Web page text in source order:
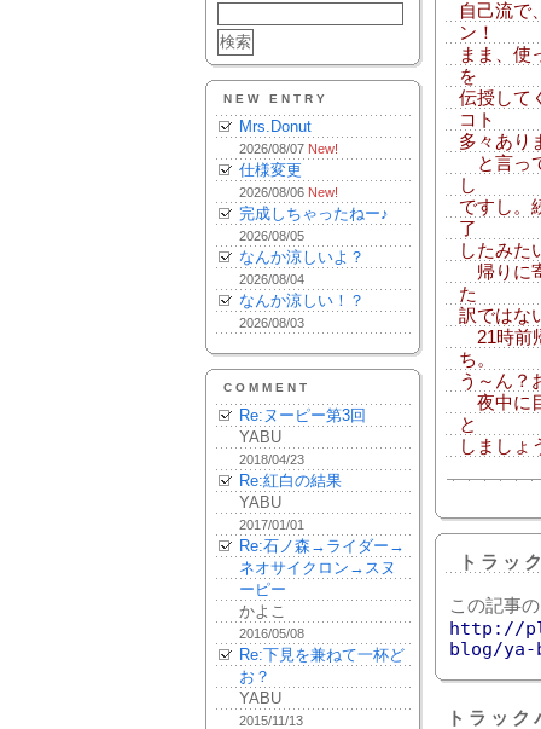
NEW ENTRY
Mrs.Donut
2026/08/07 New!
仕様変更
2026/08/06 New!
完成しちゃったねー♪
2026/08/05
なんか涼しいよ？
2026/08/04
なんか涼しい！？
2026/08/03
COMMENT
Re:ヌーピー第3回
YABU
2018/04/23
Re:紅白の結果
YABU
2017/01/01
Re:石ノ森→ライダー→
ネオサイクロン→スヌ
ーピー
かよこ
2016/05/08
Re:下見を兼ねて一杯ど
お？
YABU
2015/11/13
自己流で
ン！
まま、使
を
伝授して
コト
多々あり
と言っ
し
ですし。
了
したみた
帰りに
た
訳ではな
21時前
ち。
う～ん？
夜中に
と
しましょ
トラッ
この記事
http://
blog/ya-
トラッ